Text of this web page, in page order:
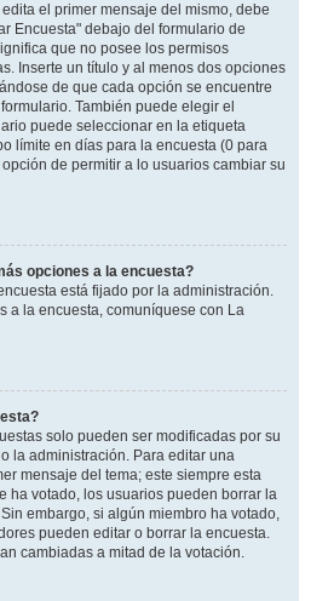
el primer mensaje del mismo, debe
Encuesta" debajo del formulario de
que no posee los permisos
Inserte un título y al menos dos opciones
de que cada opción se encuentre
También puede elegir el
puede seleccionar en la etiqueta
límite en días para la encuesta (0 para
de permitir a lo usuarios cambiar su
opciones a la encuesta?
está fijado por la administración.
a la encuesta, comuníquese con La
solo pueden ser modificadas por su
la administración. Para editar una
mensaje del tema; este siempre esta
ha votado, los usuarios pueden borrar la
embargo, si algún miembro ha votado,
pueden editar o borrar la encuesta.
cambiadas a mitad de la votación.